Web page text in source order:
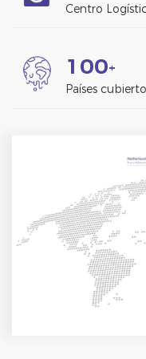
Centro
1 00+
Países